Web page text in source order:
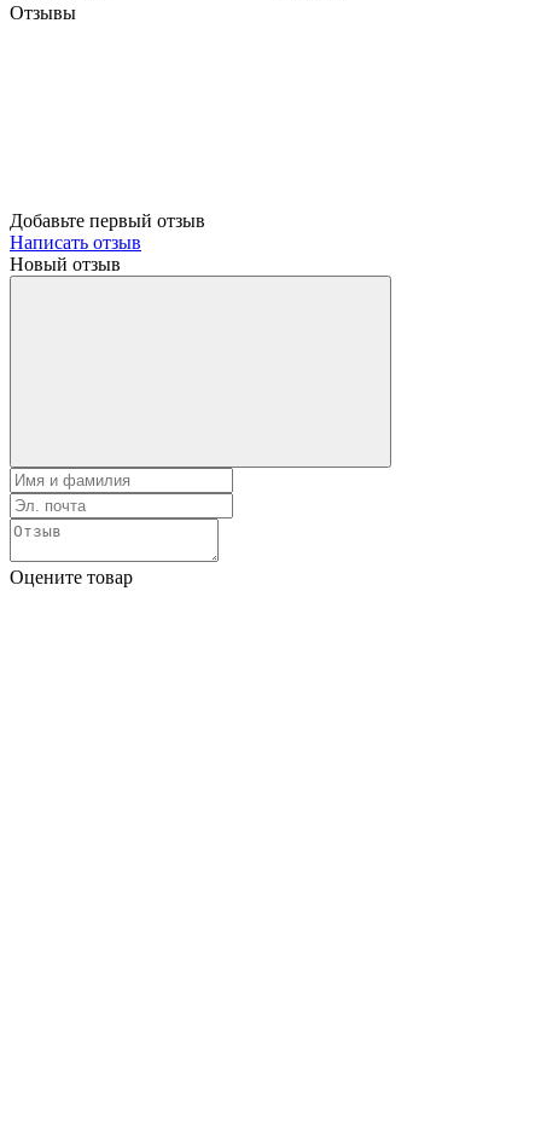
Отзывы
Добавьте первый отзыв
Написать отзыв
Новый отзыв
Оцените товар